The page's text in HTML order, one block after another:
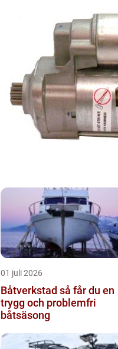
01 juli 2026
Båtverkstad så får du en
trygg och problemfri
båtsäsong